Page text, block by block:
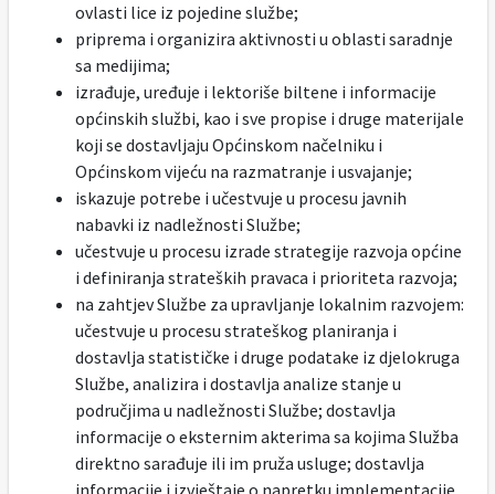
ovlasti lice iz pojedine službe;
priprema i organizira aktivnosti u oblasti saradnje
sa medijima;
izrađuje, uređuje i lektoriše biltene i informacije
općinskih službi, kao i sve propise i druge materijale
koji se dostavljaju Općinskom načelniku i
Općinskom vijeću na razmatranje i usvajanje;
iskazuje potrebe i učestvuje u procesu javnih
nabavki iz nadležnosti Službe;
učestvuje u procesu izrade strategije razvoja općine
i definiranja strateških pravaca i prioriteta razvoja;
na zahtjev Službe za upravljanje lokalnim razvojem:
učestvuje u procesu strateškog planiranja i
dostavlja statističke i druge podatake iz djelokruga
Službe, analizira i dostavlja analize stanje u
područjima u nadležnosti Službe; dostavlja
informacije o eksternim akterima sa kojima Služba
direktno sarađuje ili im pruža usluge; dostavlja
informacije i izvještaje o napretku implementacije